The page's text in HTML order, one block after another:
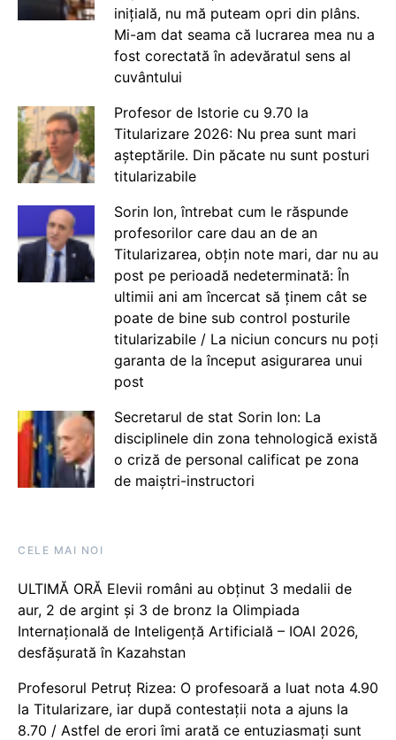
inițială, nu mă puteam opri din plâns.
Mi-am dat seama că lucrarea mea nu a
fost corectată în adevăratul sens al
cuvântului
Profesor de Istorie cu 9.70 la
Titularizare 2026: Nu prea sunt mari
așteptările. Din păcate nu sunt posturi
titularizabile
Sorin Ion, întrebat cum le răspunde
profesorilor care dau an de an
Titularizarea, obțin note mari, dar nu au
post pe perioadă nedeterminată: În
ultimii ani am încercat să ținem cât se
poate de bine sub control posturile
titularizabile / La niciun concurs nu poți
garanta de la început asigurarea unui
post
Secretarul de stat Sorin Ion: La
disciplinele din zona tehnologică există
o criză de personal calificat pe zona
de maiștri-instructori
CELE MAI NOI
ULTIMĂ ORĂ Elevii români au obținut 3 medalii de
aur, 2 de argint și 3 de bronz la Olimpiada
Internațională de Inteligență Artificială – IOAI 2026,
desfășurată în Kazahstan
Profesorul Petruț Rizea: O profesoară a luat nota 4.90
la Titularizare, iar după contestații nota a ajuns la
8.70 / Astfel de erori îmi arată ce entuziasmați sunt